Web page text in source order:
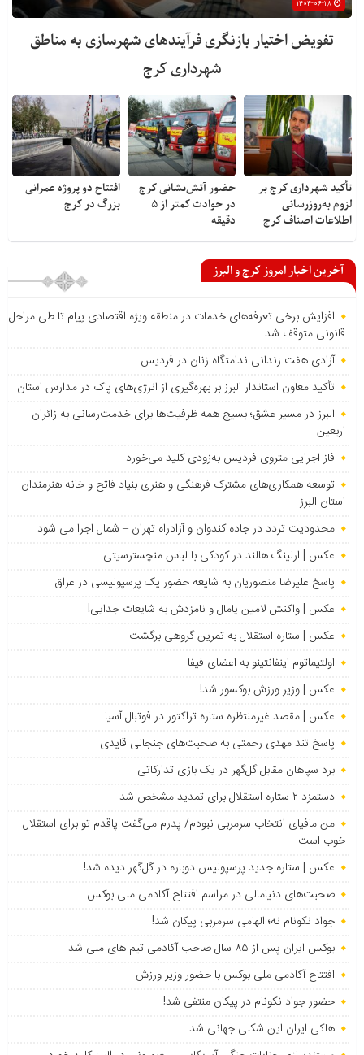
تفویض اختیار بازنگری فرآیندهای شهرسازی به مناطق
شهرداری کرج
تأکید شهرداری کرج بر
لزوم به‌روزرسانی
اطلاعات اصناف کرج
حضور آتش‌نشانی کرج
در حوادث کمتر از ۵
دقیقه
افتتاح دو پروژه عمرانی
بزرگ در کرج
آخرین اخبار امروز کرج و البرز
افزایش برخی تعرفه‌های خدمات در منطقه ویژه اقتصادی پیام تا طی مراحل
قانونی متوقف شد
آزادی هفت زندانی ندامتگاه زنان در فردیس
تأکید معاون استاندار البرز بر بهره‌گیری از انرژی‌های پاک در مدارس استان
البرز در مسیر عشق؛ بسیج همه ظرفیت‌ها برای خدمت‌رسانی به زائران
اربعین
فاز اجرایی متروی فردیس به‌زودی کلید می‌خورد
توسعه همکاری‌های مشترک فرهنگی و هنری بنیاد فاتح و خانه هنرمندان
استان البرز
محدودیت تردد در جاده کندوان و آزادراه تهران – شمال اجرا می شود
عکس | ارلینگ هالند در کودکی با لباس منچسترسیتی
پاسخ علیرضا منصوریان به شایعه حضور یک پرسپولیسی در عراق
عکس | واکنش لامین یامال و نامزدش به شایعات جدایی!
عکس | ستاره استقلال به تمرین گروهی برگشت
اولتیماتوم اینفانتینو به اعضای فیفا
عکس | وزیر ورزش بوکسور شد!
عکس | مقصد غیرمنتظره ستاره تراکتور در فوتبال آسیا
پاسخ تند مهدی رحمتی به صحبت‌های جنجالی قایدی
برد سپاهان مقابل گل‌گهر در یک بازی تدارکاتی
دستمزد ۲ ستاره استقلال برای تمدید مشخص شد
من مافیای انتخاب سرمربی نبودم/ پدرم می‌گفت پاقدم تو برای استقلال
خوب است
عکس | ستاره جدید پرسپولیس دوباره در گل‌گهر دیده شد!
صحبت‌های دنیامالی در مراسم افتتاح آکادمی ملی بوکس
جواد نکونام نه؛ الهامی سرمربی پیکان شد!
بوکس ایران پس از ۸۵ سال صاحب آکادمی تیم های ملی شد
افتتاح آکادمی ملی بوکس با حضور وزیر ورزش
حضور جواد نکونام در پیکان منتفی شد!
هاکی ایران این شکلی جهانی شد